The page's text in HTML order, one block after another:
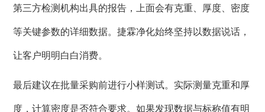
第三方检测机构出具的报告，上面会有克重、厚度、密度
等关键参数的详细数据。捷霖净化始终坚持以数据说话，
让客户明明白白消费。
最后建议在批量采购前进行小样测试。实际测量克重和厚
度，计算密度是否符合要求。如果发现数据与标称值有明